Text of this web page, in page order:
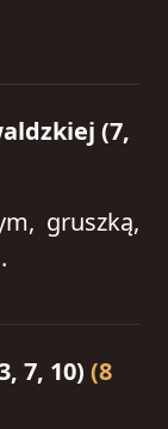
(7,
gruszką,
7, 10) (8